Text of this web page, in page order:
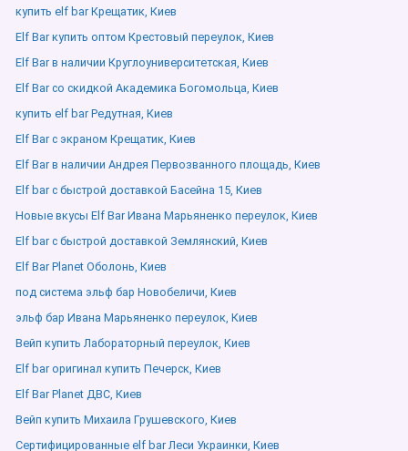
купить elf bar Крещатик, Киев
Elf Bar купить оптом Крестовый переулок, Киев
Elf Bar в наличии Круглоуниверситетская, Киев
Elf Bar со скидкой Академика Богомольца, Киев
купить elf bar Редутная, Киев
Elf Bar с экраном Крещатик, Киев
Elf Bar в наличии Андрея Первозванного площадь, Киев
Elf bar с быстрой доставкой Басейна 15, Киев
Новые вкусы Elf Bar Ивана Марьяненко переулок, Киев
Elf bar с быстрой доставкой Землянский, Киев
Elf Bar Planet Оболонь, Киев
под система эльф бар Новобеличи, Киев
эльф бар Ивана Марьяненко переулок, Киев
Вейп купить Лабораторный переулок, Киев
Elf bar оригинал купить Печерск, Киев
Elf Bar Planet ДВС, Киев
Вейп купить Михаила Грушевского, Киев
Сертифицированные elf bar Леси Украинки, Киев